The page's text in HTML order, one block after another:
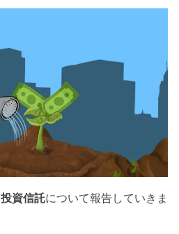
投資信託について報告していきま